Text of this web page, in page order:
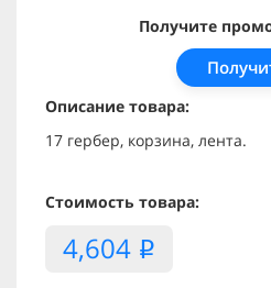
Получите
Описание товара:
17 гербер, корзина, лента.
Стоимость товара:
4,604 i